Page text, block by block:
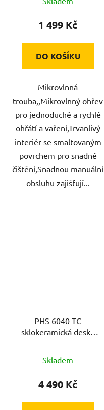
1 499 Kč
DO KOŠÍKU
Mikrovlnná
trouba,,Mikrovlnný ohřev
pro jednoduché a rychlé
ohřátí a vaření,Trvanlivý
interiér se smaltovaným
povrchem pro snadné
čištění,Snadnou manuální
obsluhu zajišťují...
PHS 6040 TC
sklokeramická deska
Skladem
4 490 Kč